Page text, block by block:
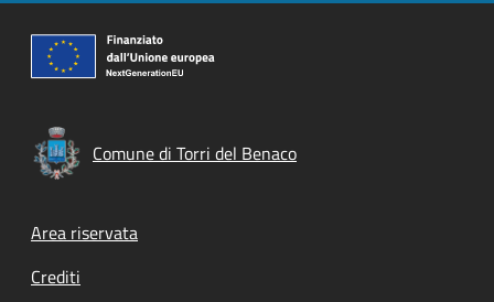
Comune di Torri del Benaco
Footer menu
Area riservata
Crediti